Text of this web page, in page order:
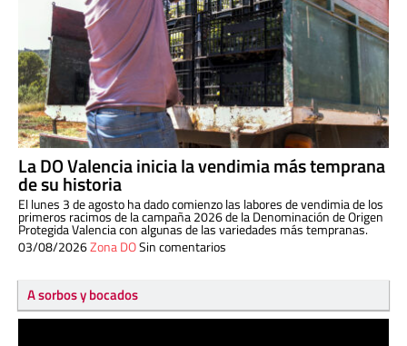
La DO Valencia inicia la vendimia más temprana
de su historia
El lunes 3 de agosto ha dado comienzo las labores de vendimia de los
primeros racimos de la campaña 2026 de la Denominación de Origen
Protegida Valencia con algunas de las variedades más tempranas.
03/08/2026Zona DOSin comentarios
A sorbos y bocados